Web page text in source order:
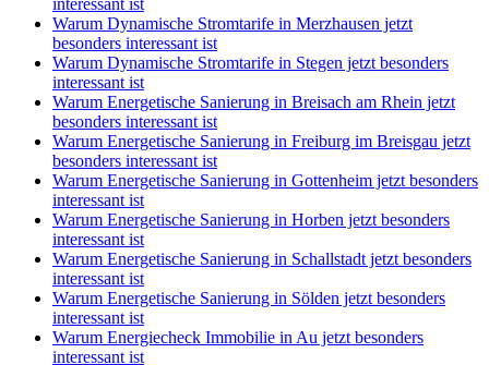
interessant ist
Warum Dynamische Stromtarife in Merzhausen jetzt
besonders interessant ist
Warum Dynamische Stromtarife in Stegen jetzt besonders
interessant ist
Warum Energetische Sanierung in Breisach am Rhein jetzt
besonders interessant ist
Warum Energetische Sanierung in Freiburg im Breisgau jetzt
besonders interessant ist
Warum Energetische Sanierung in Gottenheim jetzt besonders
interessant ist
Warum Energetische Sanierung in Horben jetzt besonders
interessant ist
Warum Energetische Sanierung in Schallstadt jetzt besonders
interessant ist
Warum Energetische Sanierung in Sölden jetzt besonders
interessant ist
Warum Energiecheck Immobilie in Au jetzt besonders
interessant ist